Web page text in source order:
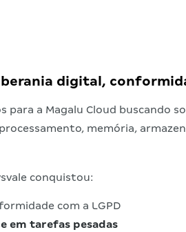
digital,
para a Magalu Cloud buscando
memória,
conquistou:
com a LGPD
em tarefas pesadas